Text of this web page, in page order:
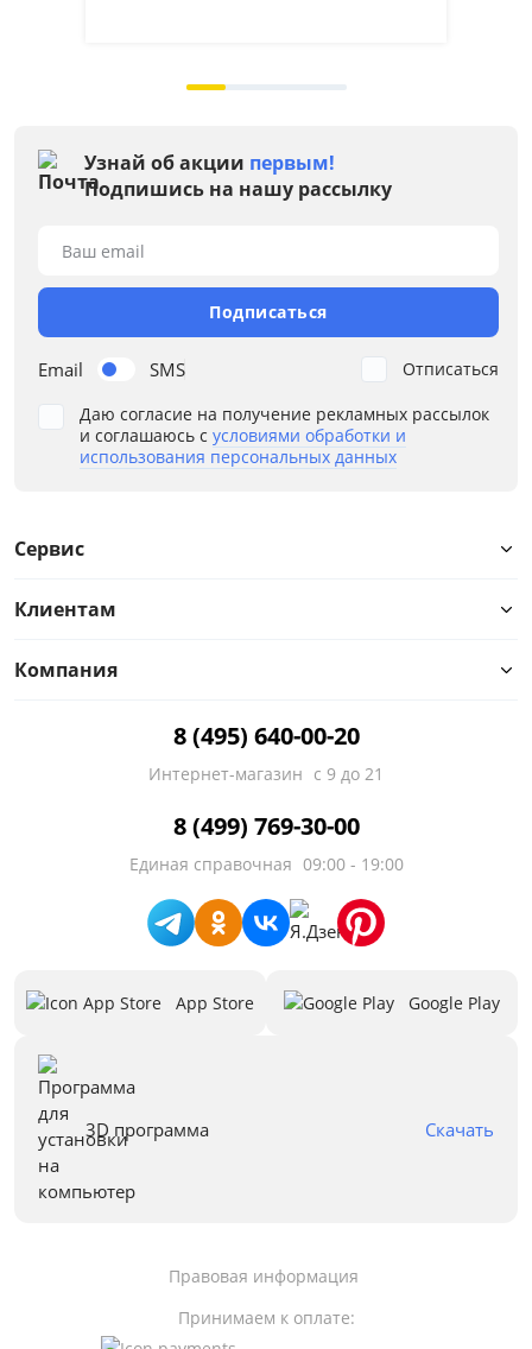
Узнай об акции первым!
Подпишись на нашу рассылку
Email SMS
Ваш email
Подписаться
Даю согласие на получение рекламных рассылок
и соглашаюсь с условиями обработки и
использования персональных данных
Отписаться
Сервис
Клиентам
Компания
8 (495) 640-00-20
Интернет-магазин с 9 до 21
8 (499) 769-30-00
Единая справочная 09:00 - 19:00
App Store Google Play
3D программа Скачать
Принимаем к оплате:
Правовая информация